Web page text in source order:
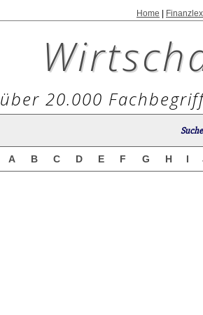
Home
über 20.000
A B C D E F G H I